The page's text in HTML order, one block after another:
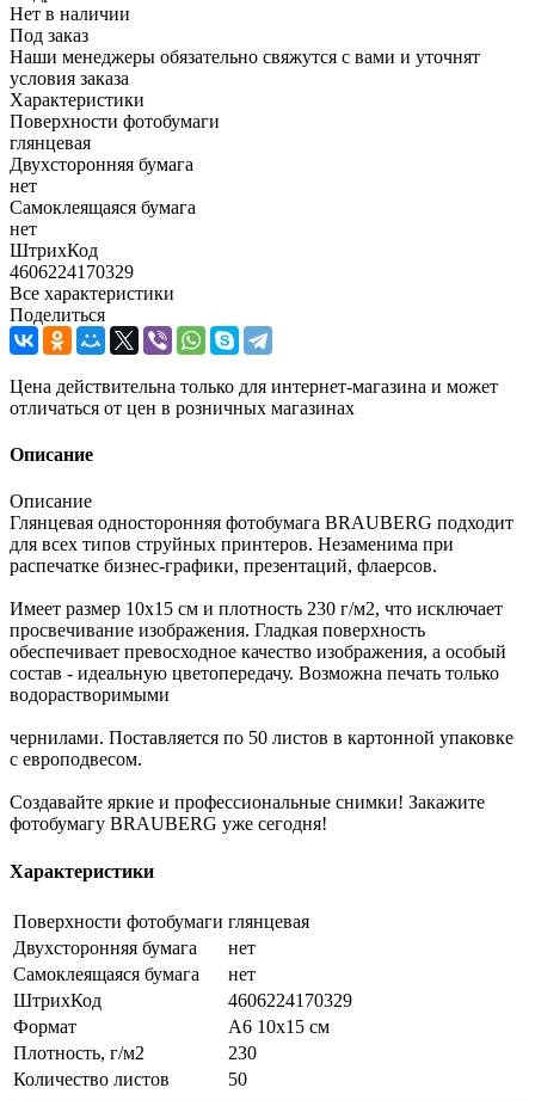
Нет в наличии
Под заказ
Наши менеджеры обязательно свяжутся с вами и уточнят
условия заказа
Характеристики
Поверхности фотобумаги
глянцевая
Двухсторонняя бумага
нет
Самоклеящаяся бумага
нет
ШтрихКод
4606224170329
Все характеристики
Поделиться
Цена действительна только для интернет-магазина и может
отличаться от цен в розничных магазинах
Описание
Описание
Глянцевая односторонняя фотобумага BRAUBERG подходит
для всех типов струйных принтеров. Незаменима при
распечатке бизнес-графики, презентаций, флаерсов.
Имеет размер 10х15 см и плотность 230 г/м2, что исключает
просвечивание изображения. Гладкая поверхность
обеспечивает превосходное качество изображения, а особый
состав - идеальную цветопередачу. Возможна печать только
водорастворимыми
чернилами. Поставляется по 50 листов в картонной упаковке
с европодвесом.
Создавайте яркие и профессиональные снимки! Закажите
фотобумагу BRAUBERG уже сегодня!
Характеристики
Поверхности фотобумаги глянцевая
Двухсторонняя бумага
нет
Самоклеящаяся бумага
нет
ШтрихКод
4606224170329
Формат
A6 10х15 см
Плотность, г/м2
230
Количество листов
50